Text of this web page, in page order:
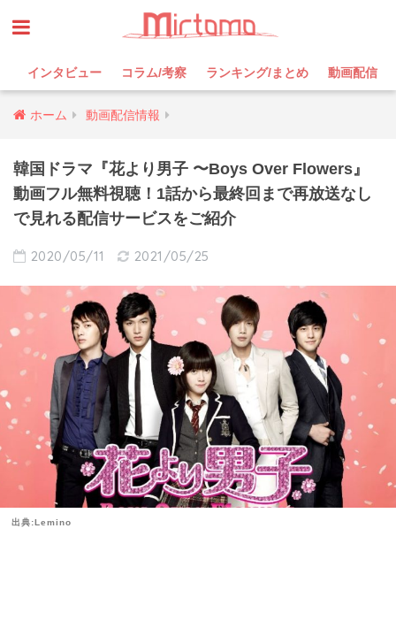
インタビュー コラム/考察 ランキング/まとめ 動画配信
ホーム 動画配信情報
韓国ドラマ『花より男子 〜Boys Over Flowers』
動画フル無料視聴！1話から最終回まで再放送なし
で見れる配信サービスをご紹介
2020/05/11 2021/05/25
出典:Lemino